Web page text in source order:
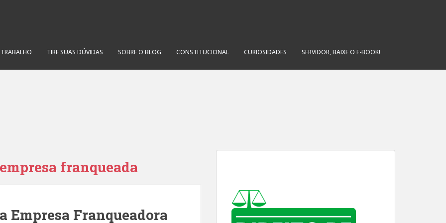
TIRE SUAS DÚVIDAS SOBRE O BLOG CONSTITUCIONAL CURIOSIDADES SERVIDOR, BAIXE O E-BOOK!
franqueada
Empresa Franqueadora